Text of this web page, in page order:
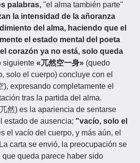
palabras, "el alma también parte"
la intensidad de la añoranza
del alma, haciendo que el
el estado mental del poeta
corazón ya no está, solo queda
siguiente «兀然空一身» (quedo
solo el cuerpo) concluye con el
), expresando completamente el
tras la partida del alma.
然) es la apariencia de sentarse
estado de ausencia; "vacío, solo el
el vacío del cuerpo, y más aún, el
carta se envió, la preocupación se
queda parece haber sido